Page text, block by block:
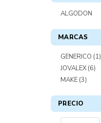
ALGODON
MARCAS
GENERICO (1)
JOVALEX (6)
MAKE (3)
PRECIO